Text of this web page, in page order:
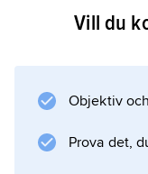
av grottor och
Vill du
Objektiv
Prova det,